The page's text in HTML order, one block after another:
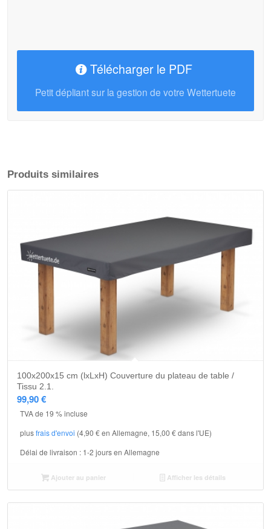
Télécharger le PDF
Petit dépliant sur la gestion de votre Wettertuete
Produits similaires
5.00
100x200x15 cm (lxLxH) Couverture du plateau de table /
Tissu 2.1.
99,90€
TVA de 19 % incluse
plusfrais d'envoi (4,90 € en Allemagne, 15,00 € dans l'UE)
Délai de livraison : 1-2 jours en Allemagne
Ajouter au panier Afficher les détails